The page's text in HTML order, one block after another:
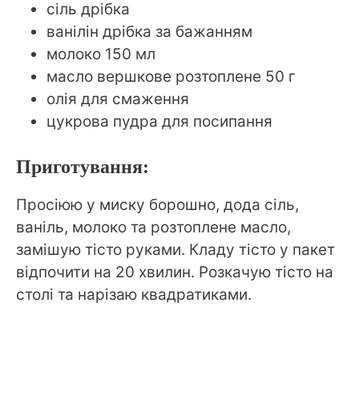
сіль дрібка
ванілін дрібка за бажанням
молоко 150 мл
масло вершкове розтоплене 50 г
олія для смаження
цукрова пудра для посипання
Приготування:
Просіюю у миску борошно, дода сіль,
ваніль, молоко та розтоплене масло,
замішую тісто руками. Кладу тісто у пакет
відпочити на 20 хвилин. Розкачую тісто на
столі та нарізаю квадратиками.